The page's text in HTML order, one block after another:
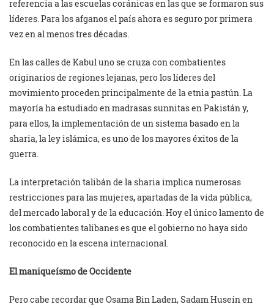
referencia a las escuelas coránicas en las que se formaron sus
líderes. Para los afganos el país ahora es seguro por primera
vez en al menos tres décadas.
En las calles de Kabul uno se cruza con combatientes
originarios de regiones lejanas, pero los líderes del
movimiento proceden principalmente de la etnia pastún. La
mayoría ha estudiado en madrasas sunnitas en Pakistán y,
para ellos, la implementación de un sistema basado en la
sharia, la ley islámica, es uno de los mayores éxitos de la
guerra.
La interpretación talibán de la sharia implicanumerosas
restricciones para las mujeres,apartadas de la vida pública,
del mercado laboral y de la educación. Hoy el único lamento de
los combatientes talibanes es que el gobierno no haya sido
reconocido en la escena internacional.
El maniqueísmo de Occidente
Pero cabe recordar que Osama Bin Laden, Sadam Huseín en